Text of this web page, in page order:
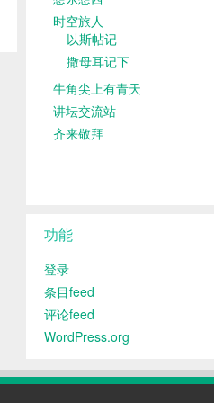
时空旅人
以斯帖记
撒母耳记下
牛角尖上有青天
讲坛交流站
齐来敬拜
功能
登录
条目feed
评论feed
WordPress.org